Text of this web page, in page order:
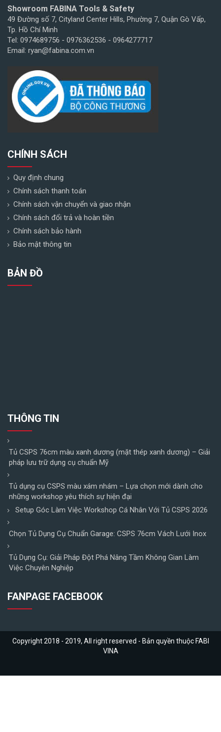
Showroom FABINA Tools & Safety
49 Đường số 7, Cityland Center Hills, Phường 7, Quận Gò Vấp,
Tp. Hồ Chí Minh
Tel: 0974689756 - 0976362536 - 0964277717
Email: ryan@fabina.com.vn
CHÍNH SÁCH
Quy định chung
Chính sách thanh toán
Chính sách vận chuyển và giao nhận
Chính sách đổi trả và hoàn tiền
Chính sách bảo hành
Bảo mật thông tin
BẢN ĐỒ
THÔNG TIN
Tủ CSPS 76cm màu xanh dương (mặt thép xanh dương) – Giải
pháp lưu trữ dụng cụ chuẩn Mỹ
Tủ dụng cụ CSPS màu xám nhám – Lựa chọn mới dành cho
những workshop yêu thích sự hiện đại
Setup Góc Làm Việc Workshop Cá Nhân Với Tủ CSPS 2026
Chọn Tủ Dụng Cụ Chuẩn Garage: CSPS 76cm Vách Lưới Inox
Tủ Dụng Cụ: Giải Pháp Đột Phá Nâng Tầm Không Gian Làm
Việc Chuyên Nghiệp
FANPAGE FACEBOOK
Copyright 2018 - 2019, All right reserved - Bản quyền thuộc FABI
VINA